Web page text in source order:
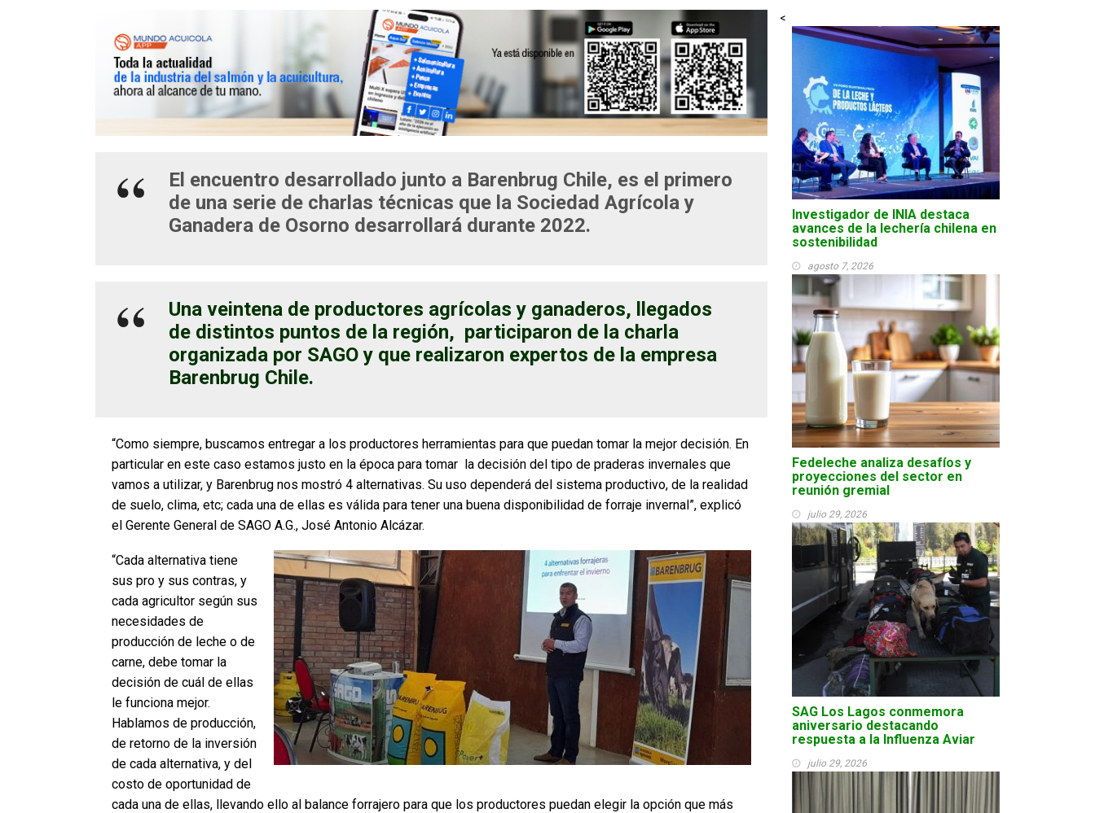
El encuentro desarrollado junto a Barenbrug Chile, es el primero
de una serie de charlas técnicas que la Sociedad Agrícola y
Ganadera de Osorno desarrollará durante 2022.
Una veintena de productores agrícolas y ganaderos, llegados
de distintos puntos de la región, participaron de la charla
organizada por SAGO y que realizaron expertos de la empresa
Barenbrug Chile.
“Como siempre, buscamos entregar a los productores herramientas para que puedan tomar la mejor decisión. En
particular en este caso estamos justo en la época para tomar la decisión del tipo de praderas invernales que
vamos a utilizar, y Barenbrug nos mostró 4 alternativas. Su uso dependerá del sistema productivo, de la realidad
de suelo, clima, etc; cada una de ellas es válida para tener una buena disponibilidad de forraje invernal”, explicó
el Gerente General de SAGO A.G., José Antonio Alcázar.
“Cada alternativa tiene
sus pro y sus contras, y
cada agricultor según sus
necesidades de
producción de leche o de
carne, debe tomar la
decisión de cuál de ellas
le funciona mejor.
Hablamos de producción,
de retorno de la inversión
de cada alternativa, y del
costo de oportunidad de
cada una de ellas, llevando ello al balance forrajero para que los productores puedan elegir la opción que más
<
Investigador de INIA destaca
avances de la lechería chilena en
sostenibilidad
agosto 7, 2026
Fedeleche analiza desafíos y
proyecciones del sector en
reunión gremial
julio 29, 2026
SAG Los Lagos conmemora
aniversario destacando
respuesta a la Influenza Aviar
julio 29, 2026